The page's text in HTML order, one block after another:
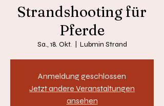
Strandshooting für
Pferde
Sa., 18. Okt. Lubmin Strand
Anmeldung geschlossen
Jetzt andere Veranstaltungen
ansehen